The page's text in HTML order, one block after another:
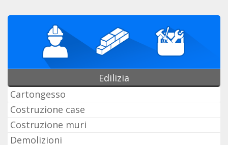
Edilizia
Cartongesso
Costruzione case
Costruzione muri
Demolizioni